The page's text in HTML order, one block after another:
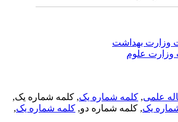
بهداشت
علوم
علمی, کلمه شماره یک, کلمه شماره یک,
یک, کلمه شماره دو,کلمه شماره یک,